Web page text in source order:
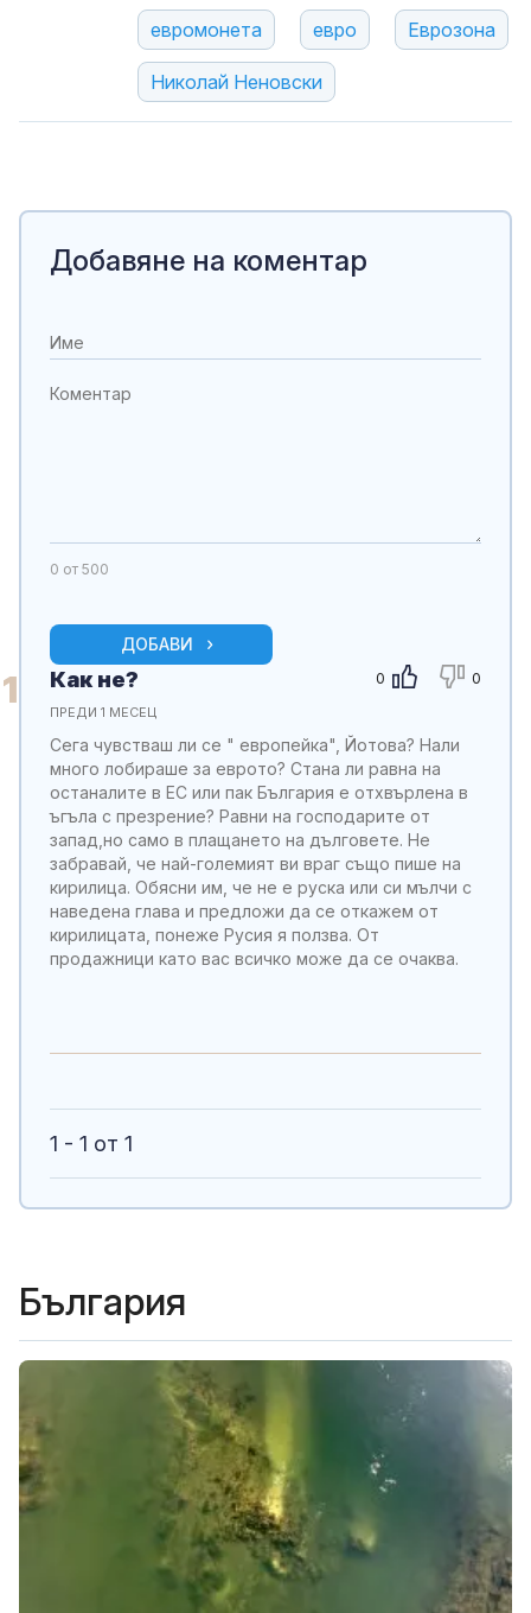
евромонета евро Еврозона
Николай Неновски
Добавяне на коментар
0 от 500
ДОБАВИ
1 0 0
Как не?
ПРЕДИ 1 МЕСЕЦ
Сега чувстваш ли се " европейка", Йотова? Нали
много лобираше за еврото? Стана ли равна на
останалите в ЕС или пак България е отхвърлена в
ъгъла с презрение? Равни на господарите от
запад,но само в плащането на дълговете. Не
забравай, че най-големият ви враг също пише на
кирилица. Обясни им, че не е руска или си мълчи с
наведена глава и предложи да се откажем от
кирилицата, понеже Русия я ползва. От
продажници като вас всичко може да се очаква.
1 - 1 от 1
България